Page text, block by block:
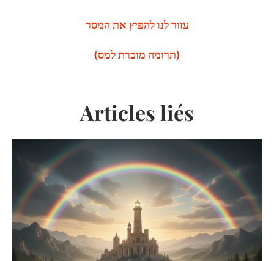
עזור לנו להפיץ את המסר
(תרומה מוכרת למס)
Articles liés